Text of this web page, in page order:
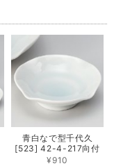
青白なで型千代久
[523] 42-4-217向付
¥910